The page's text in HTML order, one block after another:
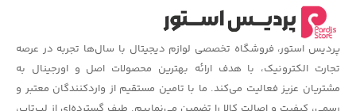
پردیس استور، فروشگاه تخصصی لوازم دیجیتال با سال‌ها تجربه در عرصه
تجارت الکترونیک، با هدف ارائه بهترین محصولات اصل و اورجینال به
مشتریان عزیز فعالیت می‌کند. ما با تامین مستقیم از واردکنندگان معتبر و